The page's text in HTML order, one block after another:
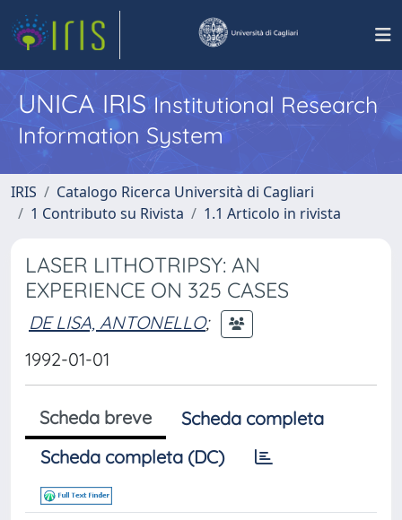
UNICA IRISInstitutional Research
Information System
IRIS
Catalogo Ricerca Università di Cagliari
1 Contributo su Rivista
1.1 Articolo in rivista
LASER LITHOTRIPSY: AN
EXPERIENCE ON 325 CASES
DE LISA, ANTONELLO;
1992-01-01
Scheda breve
Scheda completa
Scheda completa (DC)